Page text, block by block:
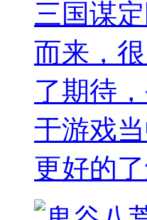
三国谋
而来，
了期待
于游戏
更好的